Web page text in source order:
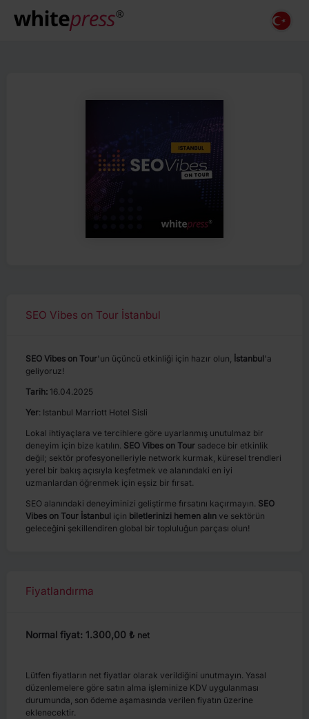
SEO Vibes on Tour İstanbul
SEO Vibes on Tour'un üçüncü etkinliği için hazır olun, İstanbul'a
geliyoruz!
Tarih: 16.04.2025
Yer: Istanbul Marriott Hotel Sisli
Lokal ihtiyaçlara ve tercihlere göre uyarlanmış unutulmaz bir
deneyim için bize katılın. SEO Vibes on Tour sadece bir etkinlik
değil; sektör profesyonelleriyle network kurmak, küresel trendleri
yerel bir bakış açısıyla keşfetmek ve alanındaki en iyi
uzmanlardan öğrenmek için eşsiz bir fırsat.
SEO alanındaki deneyiminizi geliştirme fırsatını kaçırmayın. SEO
Vibes on Tour İstanbul için biletlerinizi hemen alın ve sektörün
geleceğini şekillendiren global bir topluluğun parçası olun!
Fiyatlandırma
Normal fiyat: 1.300,00 ₺ net
Lütfen fiyatların net fiyatlar olarak verildiğini unutmayın. Yasal
düzenlemelere göre satın alma işleminize KDV uygulanması
durumunda, son ödeme aşamasında verilen fiyatın üzerine
eklenecektir.